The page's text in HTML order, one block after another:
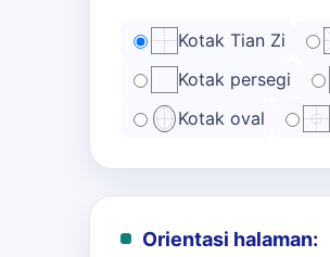
Kotak Tian Zi
Kotak persegi
Kotak oval
Orientasi halaman: